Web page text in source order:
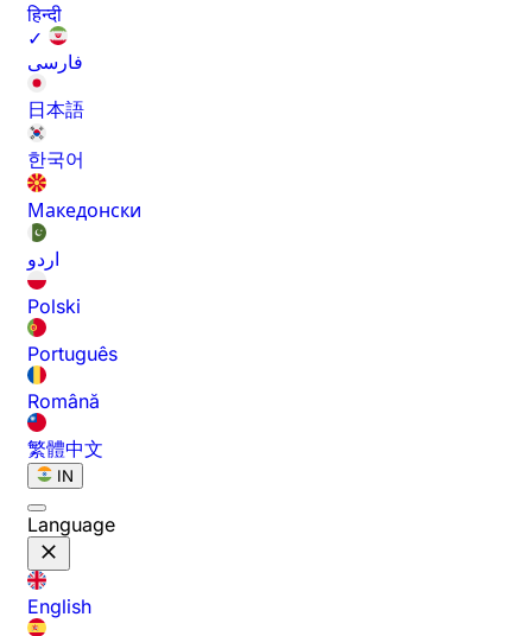
हिन्दी
✓
فارسی
日本語
한국어
Македонски
اردو
Polski
Português
Română
繁體中文
IN
Language
English